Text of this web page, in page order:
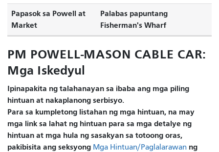
Papasok sa Powell at
Market
Palabas papuntang
Fisherman's Wharf
PM POWELL-MASON CABLE CAR:
Mga Iskedyul
Ipinapakita ng talahanayan sa ibaba ang mga piling
hintuan at nakaplanong serbisyo.
Para sa kumpletong listahan ng mga hintuan, na may
mga link sa lahat ng hintuan para sa mga detalye ng
hintuan at mga hula ng sasakyan sa totoong oras,
pakibisita ang seksyong Mga Hintuan/Paglalarawan ng